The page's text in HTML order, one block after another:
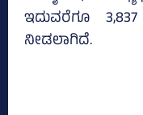
ಇದುವರೆಗೂ
ನೀಡಲಾಗಿದೆ.